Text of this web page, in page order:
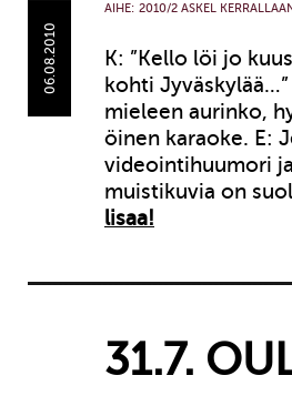
06.08.2010
AIHE: 2010/2 ASKEL
K: ”Kello löi jo
kohti
mieleen aurinko,
öinen karaoke. E:
videointihuumori
muistikuvia on
lisaa!
31.7.